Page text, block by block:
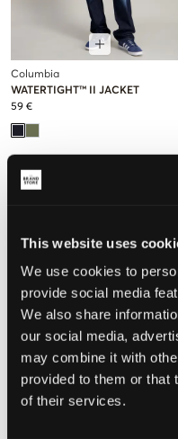
This website uses
We use cookies to
provide social media
We also share
our social media,
may combine it with
provided to them or that
of their services.
Columbia
WATERTIGHT™ II JACKET
59 €
SALE